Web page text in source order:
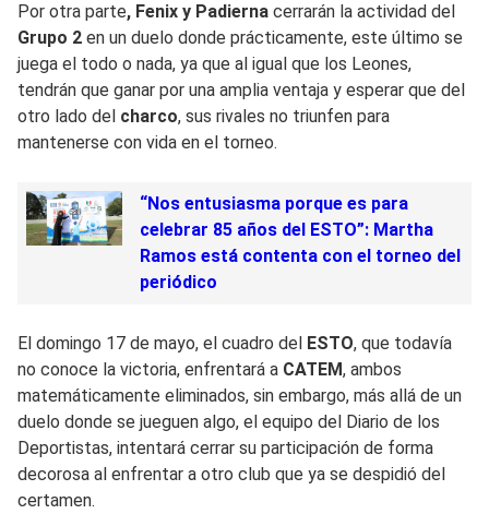
Por otra parte, Fenix y Padierna cerrarán la actividad del
Grupo 2 en un duelo donde prácticamente, este último se
juega el todo o nada, ya que al igual que los Leones,
tendrán que ganar por una amplia ventaja y esperar que del
otro lado del charco, sus rivales no triunfen para
mantenerse con vida en el torneo.
“Nos entusiasma porque es para
celebrar 85 años del ESTO”: Martha
Ramos está contenta con el torneo del
periódico
El domingo 17 de mayo, el cuadro del ESTO, que todavía
no conoce la victoria, enfrentará a CATEM, ambos
matemáticamente eliminados, sin embargo, más allá de un
duelo donde se jueguen algo, el equipo del Diario de los
Deportistas, intentará cerrar su participación de forma
decorosa al enfrentar a otro club que ya se despidió del
certamen.